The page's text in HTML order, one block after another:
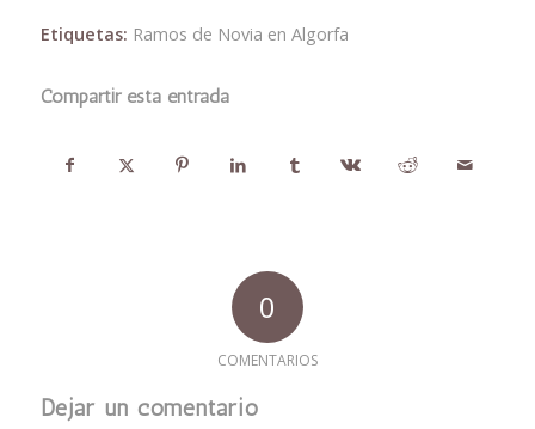
Etiquetas: Ramos de Novia en Algorfa
Compartir esta entrada
0
COMENTARIOS
Dejar un comentario